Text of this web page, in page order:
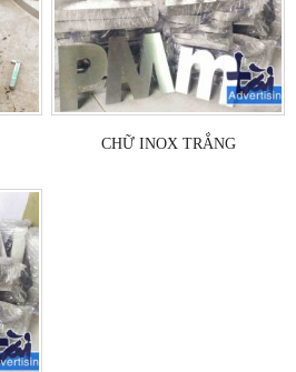
CHỮ INOX TRẮNG